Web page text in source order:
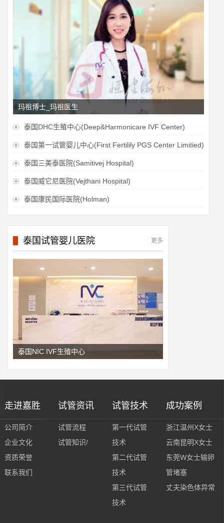
玛祖博士_玛祖医生
 泰国DHC生殖中心(Deep&Harmonicare IVF Center)
 泰国第一试管婴儿中心(First Fertilily PGS Center Limitied)
 泰国三美泰医院(Samitivej Hospital)
 泰国威它尼医院(Vejthani Hospital)
 泰国康民国际医院(Holman)
泰国试管婴儿医院 更多
泰国NIC IVF生殖中心
走进嘉胜
公司简介
企业文化
资质荣誉
联系我们
试管资讯
试管流程
试管知识/
试管技术
第一代试管
技术
第二代试管
技术
第三代试管
技术
成功案例
浙江温州X女士
云南昆明X女士
东莞W女士输卵
管堵塞
丈夫染色体异常